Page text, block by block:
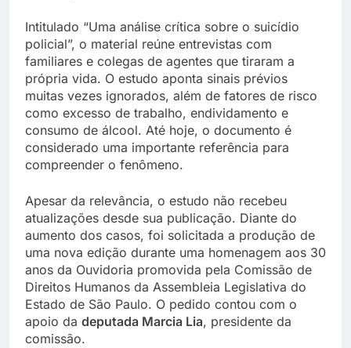
Intitulado “Uma análise crítica sobre o suicídio
policial”, o material reúne entrevistas com
familiares e colegas de agentes que tiraram a
própria vida. O estudo aponta sinais prévios
muitas vezes ignorados, além de fatores de risco
como excesso de trabalho, endividamento e
consumo de álcool. Até hoje, o documento é
considerado uma importante referência para
compreender o fenômeno.
Apesar da relevância, o estudo não recebeu
atualizações desde sua publicação. Diante do
aumento dos casos, foi solicitada a produção de
uma nova edição durante uma homenagem aos 30
anos da Ouvidoria promovida pela Comissão de
Direitos Humanos da Assembleia Legislativa do
Estado de São Paulo. O pedido contou com o
apoio da deputada Marcia Lia, presidente da
comissão.